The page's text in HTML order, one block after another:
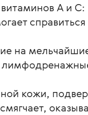
А и С:
на
кожи,